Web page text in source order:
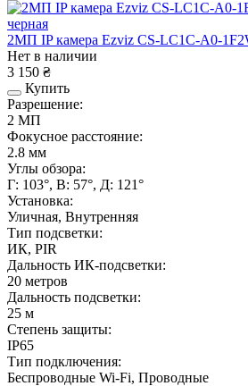
2МП IP камера Ezviz CS-LC1C-A0-
Нет в наличии
3 150 ₴
Купить
Разрешение:
2 МП
Фокусное расстояние:
2.8 мм
Углы обзора:
Г: 103°, В: 57°, Д: 121°
Установка:
Уличная, Внутренняя
Тип подсветки:
ИК, PIR
Дальность ИК-подсветки:
20 метров
Дальность подсветки:
25 м
Степень защиты:
IP65
Тип подключения:
Беспроводные Wi-Fi, Проводные